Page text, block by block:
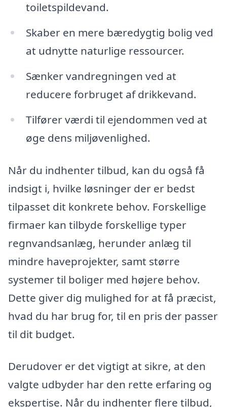
toiletspildevand.
Skaber en mere bæredygtig bolig ved
at udnytte naturlige ressourcer.
Sænker vandregningen ved at
reducere forbruget af drikkevand.
Tilfører værdi til ejendommen ved at
øge dens miljøvenlighed.
Når du indhenter tilbud, kan du også få
indsigt i, hvilke løsninger der er bedst
tilpasset dit konkrete behov. Forskellige
firmaer kan tilbyde forskellige typer
regnvandsanlæg, herunder anlæg til
mindre haveprojekter, samt større
systemer til boliger med højere behov.
Dette giver dig mulighed for at få præcist,
hvad du har brug for, til en pris der passer
til dit budget.
Derudover er det vigtigt at sikre, at den
valgte udbyder har den rette erfaring og
ekspertise. Når du indhenter flere tilbud,